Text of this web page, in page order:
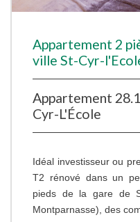
Appartement 2
ville St-Cyr-
Appartement
Cyr-L'École
Idéal investisseur ou
T2 rénové dans un
pieds de la gare de
Montparnasse), des